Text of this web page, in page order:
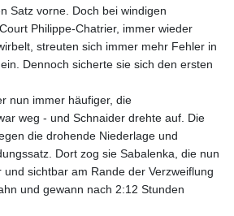
Satz vorne. Doch bei windigen
Philippe-Chatrier, immer wieder
streuten sich immer mehr Fehler in
Dennoch sicherte sie sich den ersten
nun immer häufiger, die
weg - und Schnaider drehte auf. Die
die drohende Niederlage und
Dort zog sie Sabalenka, die nun
sichtbar am Rande der Verzweiflung
und gewann nach 2:12 Stunden